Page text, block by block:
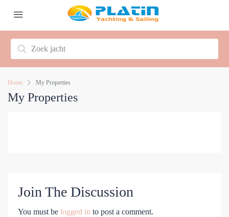
Home My Properties
My Properties
Join The Discussion
You must be logged in to post a comment.